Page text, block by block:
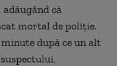
că
mortal de poliţie.
după ce un alt